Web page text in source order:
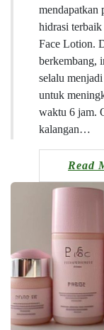
mendapatkan
hidrasi
Face Lotion.
berkembang,
selalu
untuk
waktu 6 jam.
kalangan…
Read